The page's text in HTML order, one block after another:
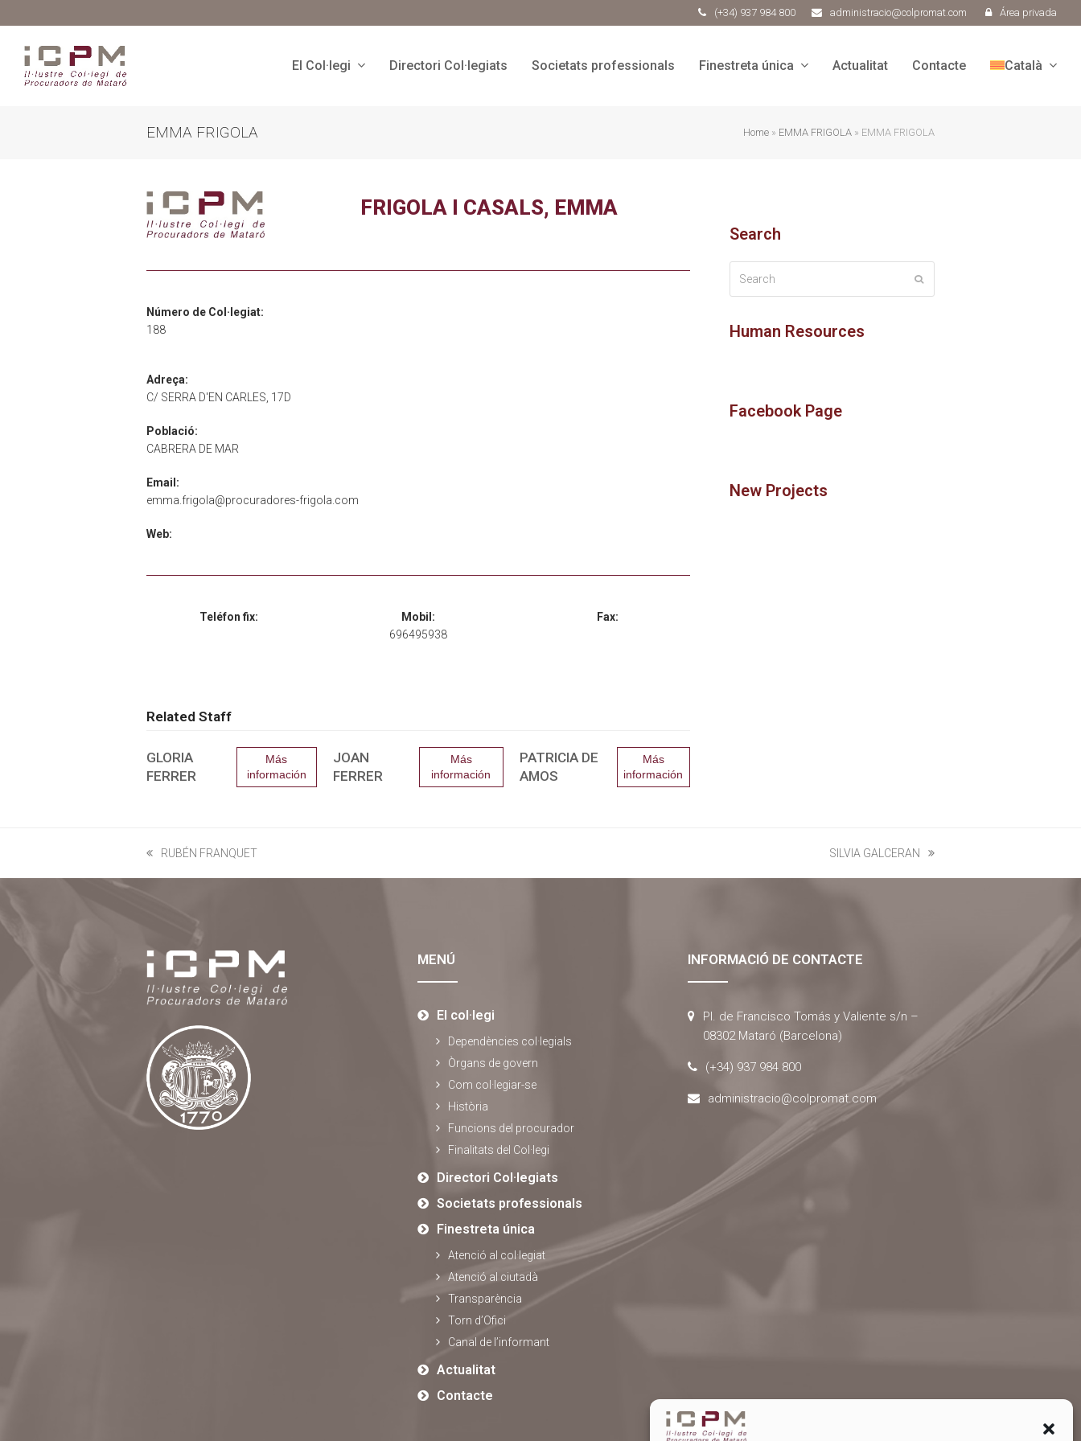
(+34) 937 984 800 administracio@colpromat.com Área privada
El Col·legi Directori Col·legiats Societats professionals Finestreta única Actualitat Contacte Català
EMMA FRIGOLA Home » EMMA FRIGOLA » EMMA FRIGOLA
FRIGOLA I CASALS, EMMA
Número de Col·legiat:
188
Adreça:
C/ SERRA D'EN CARLES, 17D
Població:
CABRERA DE MAR
Email:
emma.frigola@procuradores-frigola.com
Web:
Teléfon fix:
Mobil:
696495938
Fax:
Related Staff
GLORIA
FERRER
Más
información
JOAN
FERRER
Más
información
PATRICIA DE
AMOS
Más
información
Search
Human Resources
Facebook Page
New Projects
previous
post:
RUBÉN FRANQUET
next
post:
SILVIA GALCERAN
MENÚ
El col·legi
Dependències col·legials
Òrgans de govern
Com col·legiar-se
Història
Funcions del procurador
Finalitats del Col·legi
Directori Col·legiats
Societats professionals
Finestreta única
Atenció al col·legiat
Atenció al ciutadà
Transparència
Torn d’Ofici
Canal de l’informant
Actualitat
Contacte
INFORMACIÓ DE CONTACTE
Pl. de Francisco Tomás y Valiente s/n –
08302 Mataró (Barcelona)
(+34) 937 984 800
administracio@colpromat.com